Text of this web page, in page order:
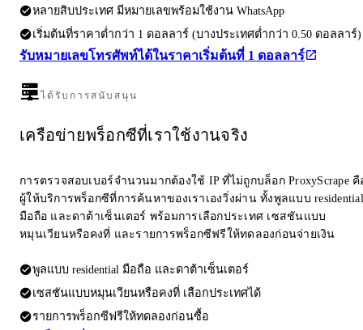
หลายสิบประเทศ มีหมายเลขพร้อมใช้งาน WhatsApp
เริ่มต้นที่ราคาต่ำกว่า 1 ดอลลาร์ (บางประเทศต่ำกว่า 0.50 ดอลลาร์)
รับหมายเลขโทรศัพท์ได้ในราคาเริ่มต้นที่ 1 ดอลลาร์
ได้รับการสนับสนุน
เครือข่ายพร็อกซีที่เราใช้งานจริง
การตรวจสอบเบอร์จำนวนมากต้องใช้ IP ที่ไม่ถูกบล็อก ProxyScrape คื
ผู้ให้บริการพร็อกซีที่การค้นหาของเราเองวิ่งผ่าน ทั้งพูลแบบ residential
มือถือ และดาต้าเซ็นเตอร์ พร้อมการเลือกประเทศ เซสชันแบบ
หมุนเวียนหรือคงที่ และรายการพร็อกซีฟรีให้ทดลองก่อนจ่ายเงิน
พูลแบบ residential มือถือ และดาต้าเซ็นเตอร์
เซสชันแบบหมุนเวียนหรือคงที่ เลือกประเทศได้
รายการพร็อกซีฟรีให้ทดลองก่อนซื้อ